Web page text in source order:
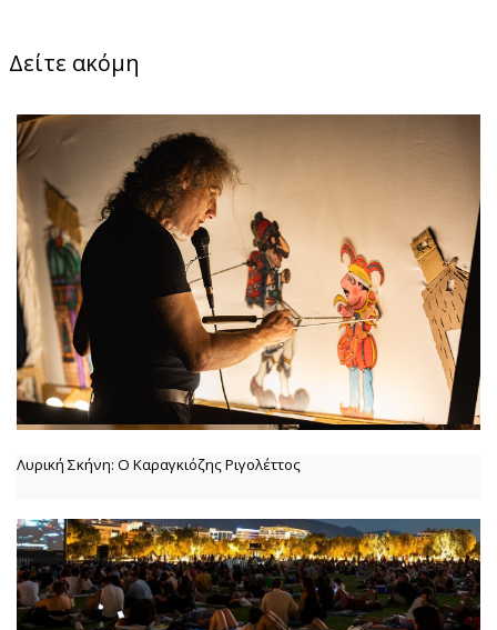
Δείτε ακόμη
Λυρική Σκήνη: Ο Καραγκιόζης Ριγολέττος